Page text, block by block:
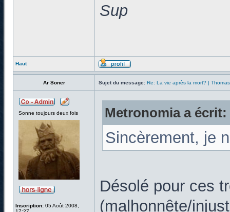
Sup
Haut
Ar Soner Sujet du message: Re: La vie après la mort? |
Sonne toujours deux fois
Inscription: 05 Août 2008,
Metronomia a écrit:
Sincèrement, je
Désolé pour ces
(malhonnête/